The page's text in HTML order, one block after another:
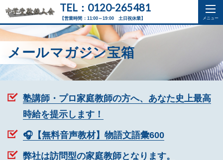
【営業時間：11:00～19:00 土日祝休業】
TEL：0120-265481
メールマガジン宝箱
塾講師・プロ家庭教師の方へ、あなた史上最高
時給を提示します！
🎧【無料音声教材】物語文語彙600
弊社は訪問型の家庭教師となります。